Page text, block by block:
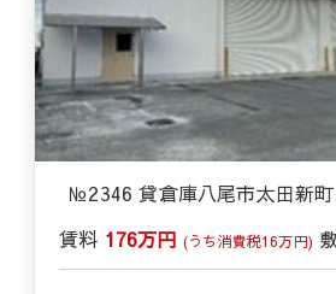
№2346 貸倉庫八尾市太田新
賃料 176万円 (うち消費税16万円)